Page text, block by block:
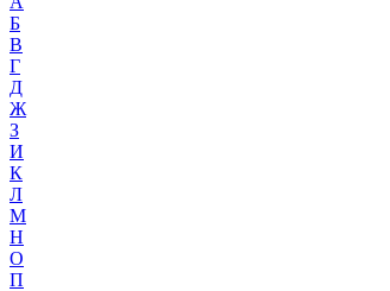
Б
В
Г
Д
Ж
З
И
К
Л
М
Н
О
П